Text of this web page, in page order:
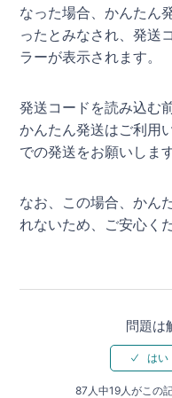
なった場合、かんたん
ったとみなされ、発送
ラーが表示されます。
発送コードを読み込む
かんたん発送はご利用
での発送をお願いします
なお、この場合、かん
れないため、ご安心く
問題は
87人中19人がこの